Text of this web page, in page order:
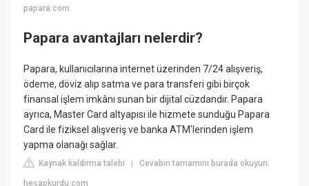
papara.com
Papara avantajları nelerdir?
Papara, kullanıcılarına internet üzerinden 7/24 alışveriş,
ödeme, döviz alıp satma ve para transferi gibi birçok
finansal işlem imkânı sunan bir dijital cüzdandır. Papara
ayrıca, Master Card altyapısı ile hizmete sunduğu Papara
Card ile fiziksel alışveriş ve banka ATM'lerinden işlem
yapma olanağı sağlar.
Kaynak kaldırma talebi |Cevabın tamamını burada okuyun:
hesapkurdu.com